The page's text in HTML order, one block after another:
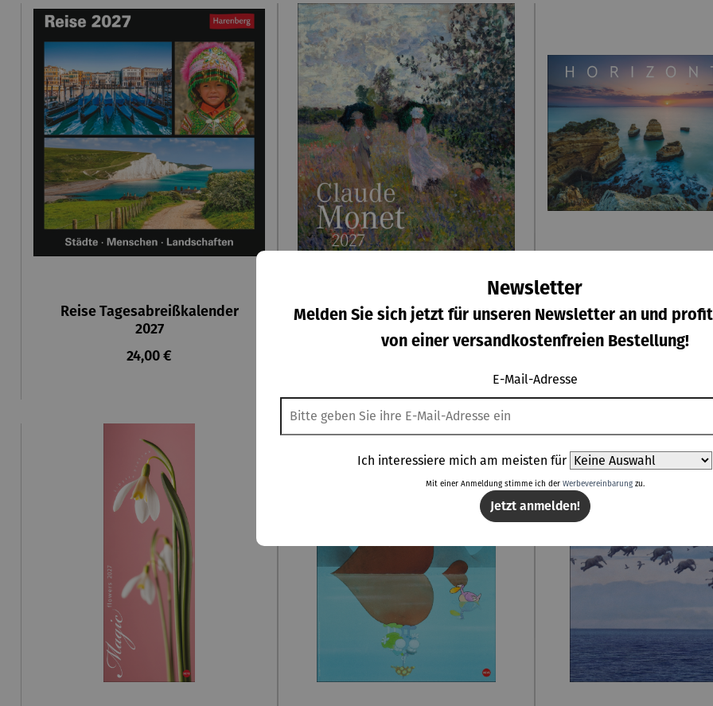
Reise Tagesabreißkalender
2027
Regulärer Preis:
24,00 €
Claude Monet Kalender 2027 Horizonte Kalender
Regulärer
Newsletter
Melden Sie sich jetzt für unseren Newsletter an und
von einer versandkostenfreien Bestellung!
E-Mail-Adresse
Ich interessiere mich am meisten für
Mit einer Anmeldung stimme ich der Werbevereinbarungzu.
Jetzt anmelden!